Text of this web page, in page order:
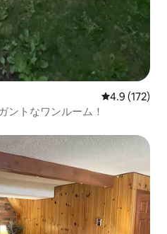
レビュー172
4.9 (172)
ントなワンルーム！